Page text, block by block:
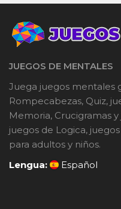
JUEGOS DE MENTALES
Juega juegos mentales
Rompecabezas, Quiz,
Memoria, Crucigramas
juegos de Logica,
para adultos y niños.
Lengua:
Español